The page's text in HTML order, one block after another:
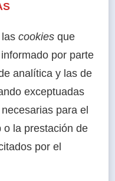
cookies que
por parte
analítica y las de
exceptuadas
para el
o la prestación de
por el